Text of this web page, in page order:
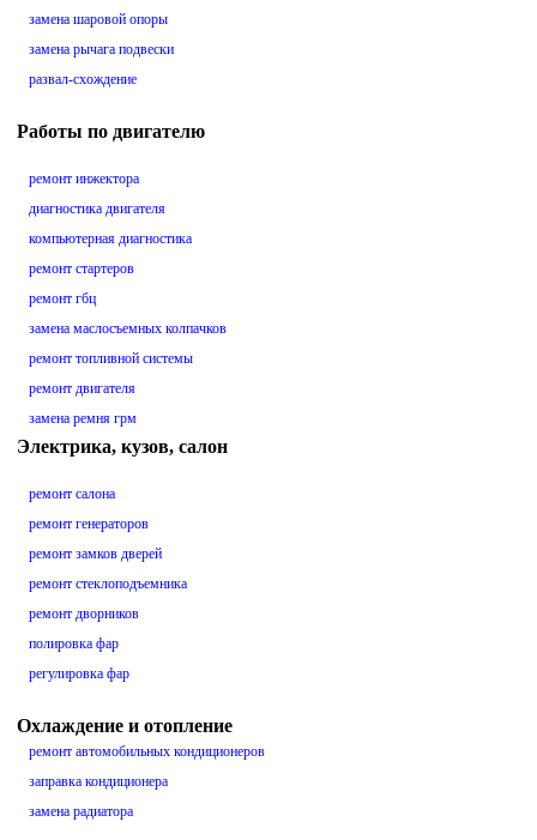
замена шаровой опоры
замена рычага подвески
развал-схождение
Работы по двигателю
ремонт инжектора
диагностика двигателя
компьютерная диагностика
ремонт стартеров
ремонт гбц
замена маслосъемных колпачков
ремонт топливной системы
ремонт двигателя
замена ремня грм
Электрика, кузов, салон
ремонт салона
ремонт генераторов
ремонт замков дверей
ремонт стеклоподъемника
ремонт дворников
полировка фар
регулировка фар
Охлаждение и отопление
ремонт автомобильных кондиционеров
заправка кондиционера
замена радиатора